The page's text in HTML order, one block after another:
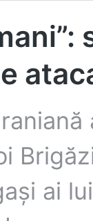
ai